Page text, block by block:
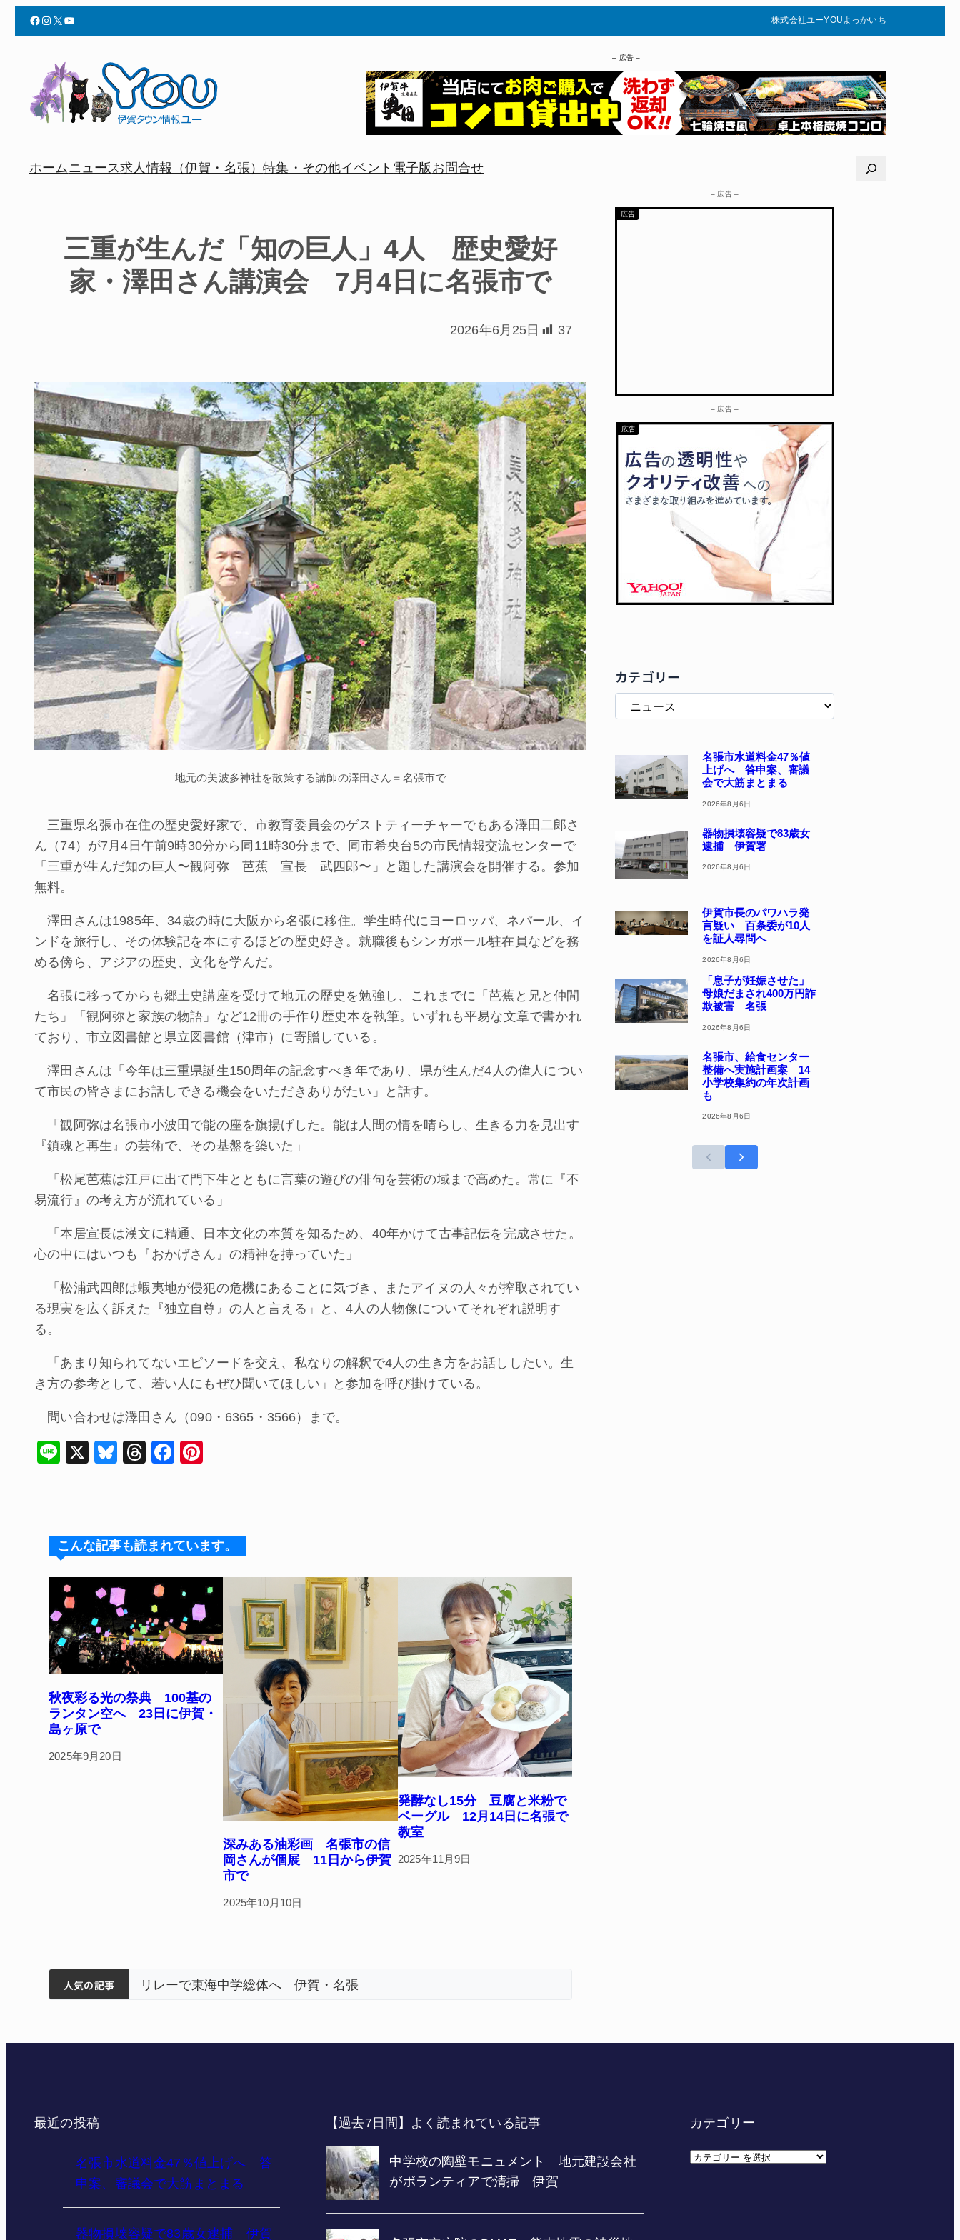
Facebook Instagram X YouTube 株式会社ユーYOUよっかいち
– 広告 –
ホームニュース求人情報（伊賀・名張）特集・その他イベント 電子版 お問合せ
検
索
三重が生んだ「知の巨人」4人 歴史愛好
家・澤田さん講演会 7月4日に名張市で
2026年6月25日 37
地元の美波多神社を散策する講師の澤田さん＝名張市で
三重県名張市在住の歴史愛好家で、市教育委員会のゲストティーチャーでもある澤田二郎さ
ん（74）が7月4日午前9時30分から同11時30分まで、同市希央台5の市民情報交流センターで
「三重が生んだ知の巨人〜観阿弥 芭蕉 宣長 武四郎〜」と題した講演会を開催する。参加
無料。
澤田さんは1985年、34歳の時に大阪から名張に移住。学生時代にヨーロッパ、ネパール、イ
ンドを旅行し、その体験記を本にするほどの歴史好き。就職後もシンガポール駐在員などを務
める傍ら、アジアの歴史、文化を学んだ。
名張に移ってからも郷土史講座を受けて地元の歴史を勉強し、これまでに「芭蕉と兄と仲間
たち」「観阿弥と家族の物語」など12冊の手作り歴史本を執筆。いずれも平易な文章で書かれ
ており、市立図書館と県立図書館（津市）に寄贈している。
澤田さんは「今年は三重県誕生150周年の記念すべき年であり、県が生んだ4人の偉人につい
て市民の皆さまにお話しできる機会をいただきありがたい」と話す。
「観阿弥は名張市小波田で能の座を旗揚げした。能は人間の情を晴らし、生きる力を見出す
『鎮魂と再生』の芸術で、その基盤を築いた」
「松尾芭蕉は江戸に出て門下生とともに言葉の遊びの俳句を芸術の域まで高めた。常に『不
易流行』の考え方が流れている」
「本居宣長は漢文に精通、日本文化の本質を知るため、40年かけて古事記伝を完成させた。
心の中にはいつも『おかげさん』の精神を持っていた」
「松浦武四郎は蝦夷地が侵犯の危機にあることに気づき、またアイヌの人々が搾取されてい
る現実を広く訴えた『独立自尊』の人と言える」と、4人の人物像についてそれぞれ説明す
る。
「あまり知られてないエピソードを交え、私なりの解釈で4人の生き方をお話ししたい。生
き方の参考として、若い人にもぜひ聞いてほしい」と参加を呼び掛けている。
問い合わせは澤田さん（090・6365・3566）まで。
Li
X
Bl
k
T
d
F
b
o
k
st
こんな記事も読まれています。
秋夜彩る光の祭典 100基の
ランタン空へ 23日に伊賀・
島ヶ原で
2025年9月20日
深みある油彩画 名張市の信
岡さんが個展 11日から伊賀
市で
2025年10月10日
発酵なし15分 豆腐と米粉で
ベーグル 12月14日に名張で
教室
2025年11月9日
人気の記事
ィアで清掃 伊賀
3回目の派遣
う 近大高専 リレーで東海中学総体へ 伊賀・名張
– 広告 –
– 広告 –
カテゴリー
名張市水道料金47％値
上げへ 答申案、審議
会で大筋まとまる
2026年8月6日
器物損壊容疑で83歳女
逮捕 伊賀署
2026年8月6日
伊賀市長のパワハラ発
言疑い 百条委が10人
を証人尋問へ
2026年8月6日
「息子が妊娠させた」
母娘だまされ400万円詐
欺被害 名張
2026年8月6日
名張市、給食センター
整備へ実施計画案 14
小学校集約の年次計画
も
2026年8月6日
最近の投稿
名張市水道料金47％値上げへ 答
申案、審議会で大筋まとまる
器物損壊容疑で83歳女逮捕 伊賀
【過去7日間】よく読まれている記事 カテゴリー
カ